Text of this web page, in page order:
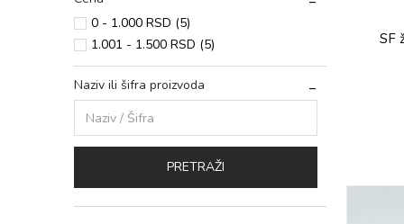
0 - 1.000 RSD (5)
1.001 - 1.500 RSD (5)
Naziv ili šifra proizvoda
PRETRAŽI
SF